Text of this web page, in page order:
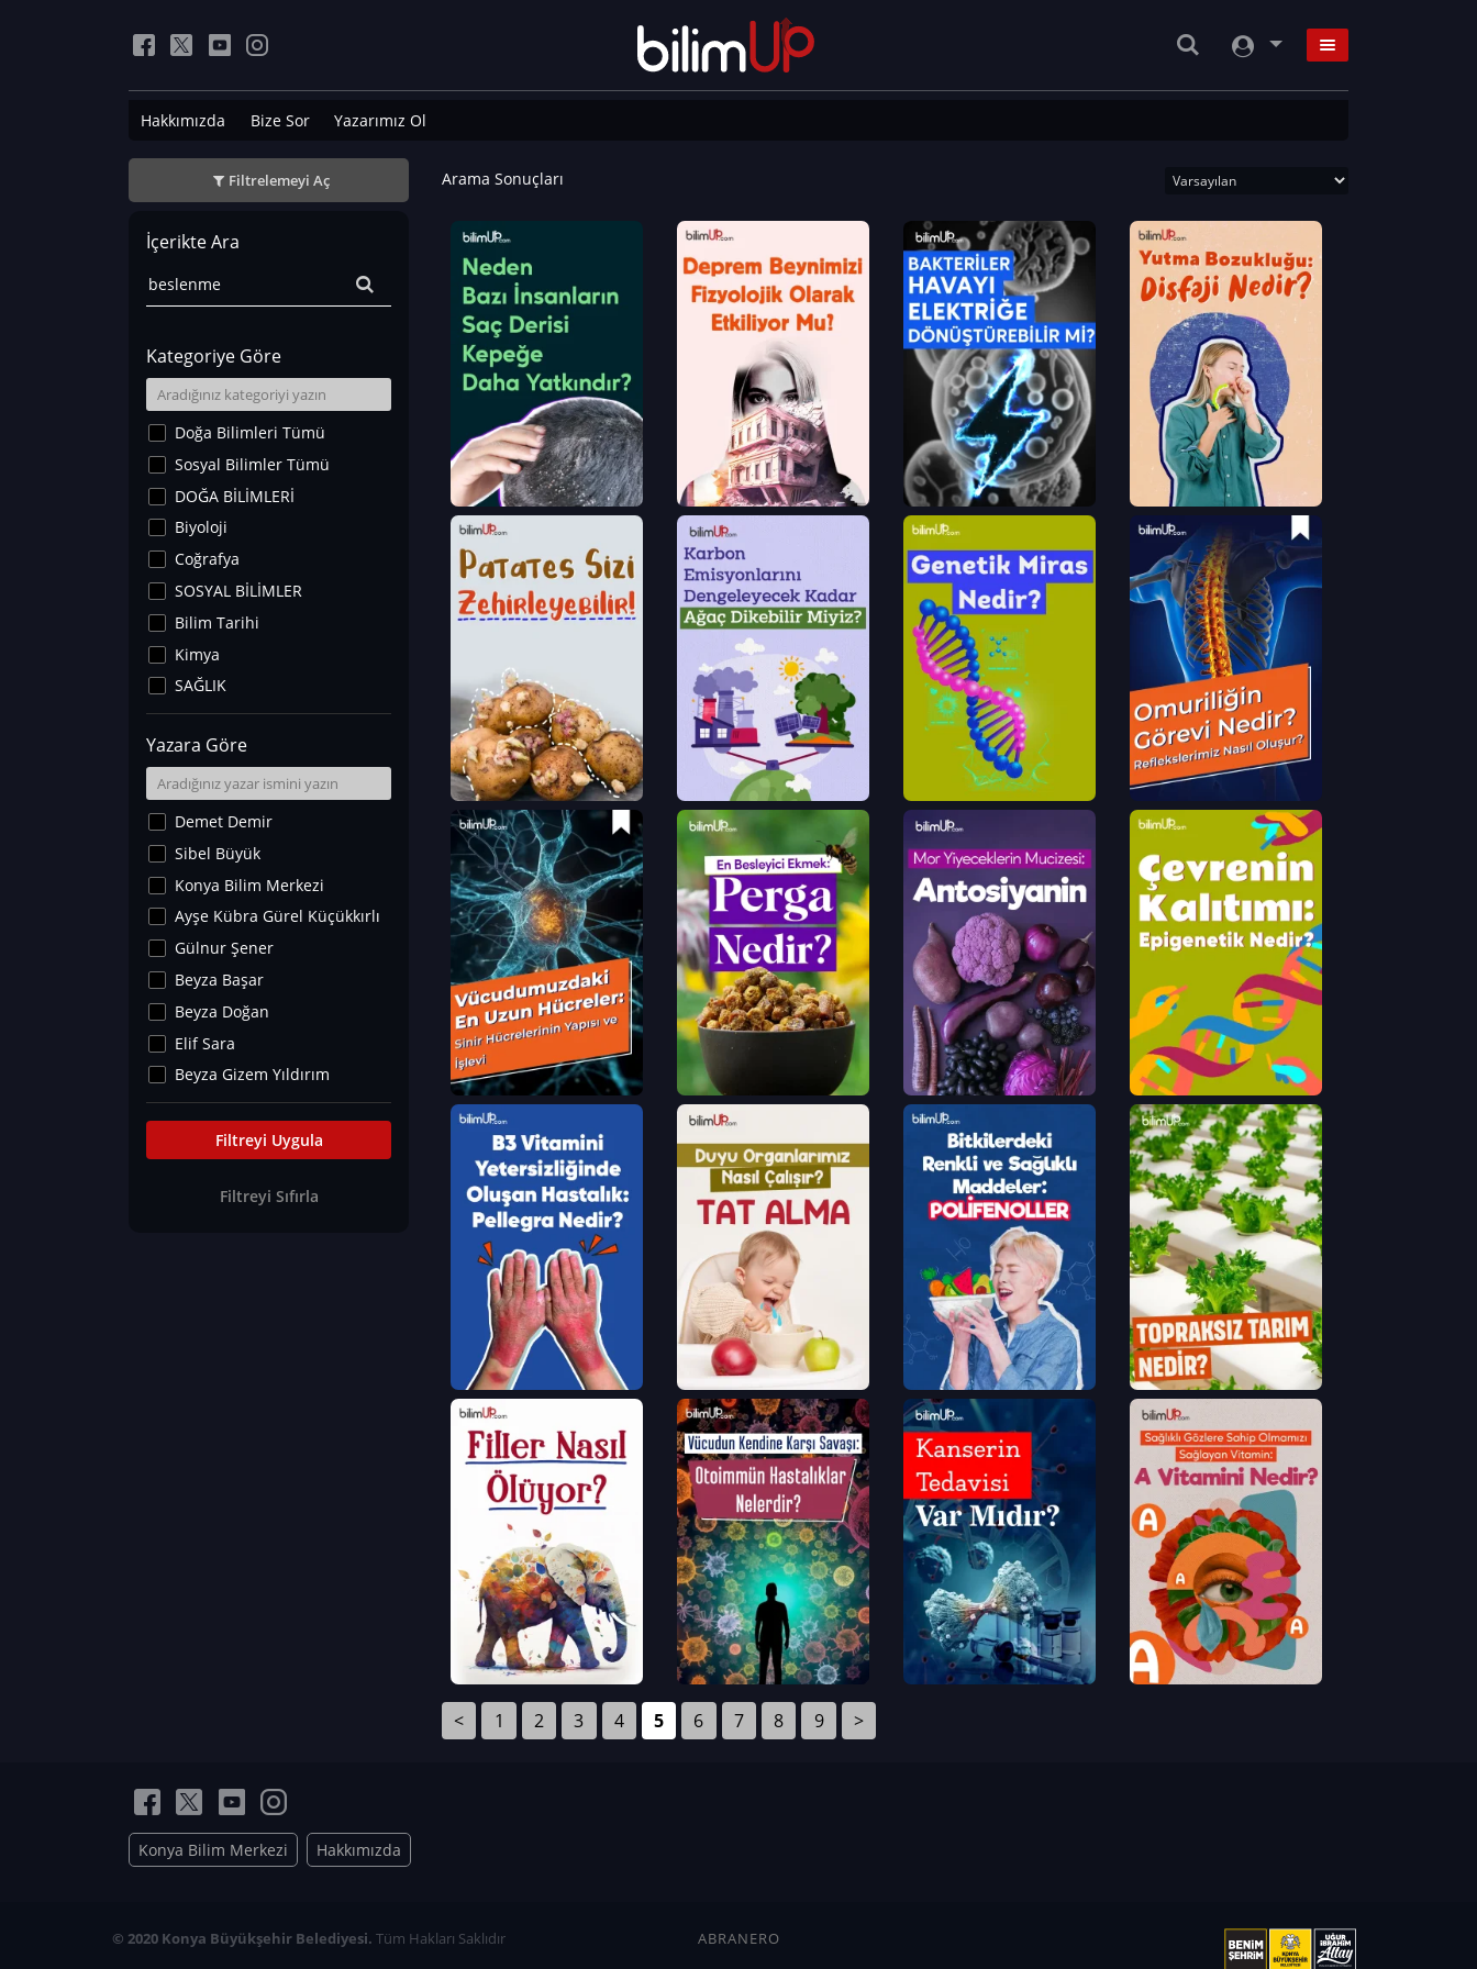
Hakkımızda Bize Sor Yazarımız Ol
Filtrelemeyi Aç
İçerikte Ara
Kategoriye Göre
Doğa Bilimleri Tümü
Sosyal Bilimler Tümü
DOĞA BİLİMLERİ
Biyoloji
Coğrafya
SOSYAL BİLİMLER
Bilim Tarihi
Kimya
SAĞLIK
Sanat Tarihi
Fizik
Yer Bilimleri
Astronomi ve Uzay
Noroloji
Matematik
Teknoloji
İklim Değişikliği
Arkeoloji
Kültür&Sanat
Yaşam Tavsiyeleri
Merakoloji
Eğitim Bilimleri
Yazara Göre
Demet Demir
Sibel Büyük
Konya Bilim Merkezi
Ayşe Kübra Gürel Küçükkırlı
Gülnur Şener
Beyza Başar
Beyza Doğan
Elif Sara
Beyza Gizem Yıldırım
İlknur İyigökler
Büşra Elif Kıvrak
Can TORUN
Filtreyi Uygula
Filtreyi Sıfırla
Arama Sonuçları
< 1 2 3 4 5 6 7 8 9 >
Konya Bilim Merkezi Hakkımızda
© 2020 Konya Büyükşehir Belediyesi. Tüm Hakları Saklıdır ABRANERO